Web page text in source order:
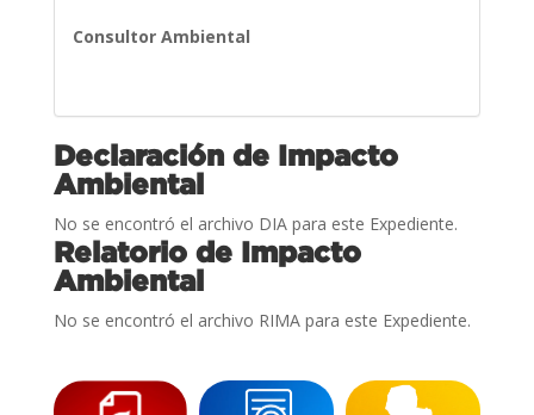
Consultor Ambiental
Declaración de Impacto
Ambiental
No se encontró el archivo DIA para este Expediente.
Relatorio de Impacto
Ambiental
No se encontró el archivo RIMA para este Expediente.